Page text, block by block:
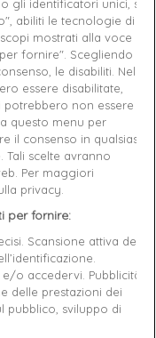
gli identificatori unici, sul
abiliti le tecnologie di
mostrati alla voce
fornire". Scegliendo
le disabiliti. Nel
essere disabilitate,
potrebbero non essere
questo menu per
il consenso in qualsiasi
Tali scelte avranno
Per maggiori
privacy.
per fornire:
Scansione attiva delle
o accedervi. Pubblicità
delle prestazioni dei
pubblico, sviluppo di